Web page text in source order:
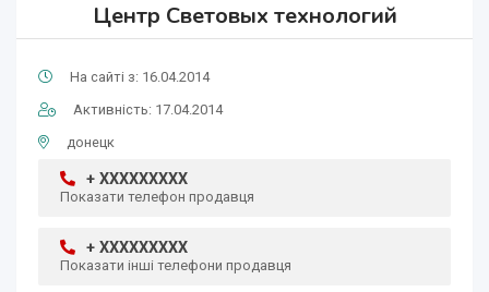
Центр Световых технологий
На сайті з: 16.04.2014
Активність: 17.04.2014
донецк
+ XXXXXXXXX
Показати телефон продавця
+ XXXXXXXXX
Показати інші телефони продавця